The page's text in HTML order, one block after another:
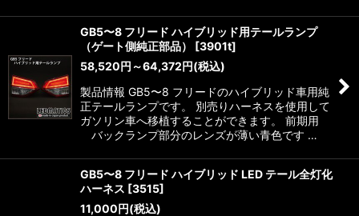
GB5〜8 フリード ハイブリッド用テールランプ
（ゲート側純正部品）
[3901t]
58,520円 ～64,372円(税込)
製品情報 GB5〜8 フリードのハイブリッド車用純
正テールランプです。 別売りハーネスを使用して
ガソリン車へ移植することができます。 前期用
バックランプ部分のレンズが薄い青色です …
GB5〜8 フリード ハイブリッド LED テール全灯化
ハーネス [3515]
11,000円(税込)